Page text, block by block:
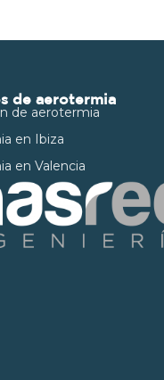
de aerotermia
de aerotermia
en Ibiza
en Valencia